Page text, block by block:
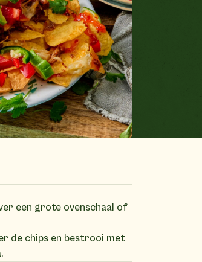
een grote ovenschaal of
de chips en bestrooi met